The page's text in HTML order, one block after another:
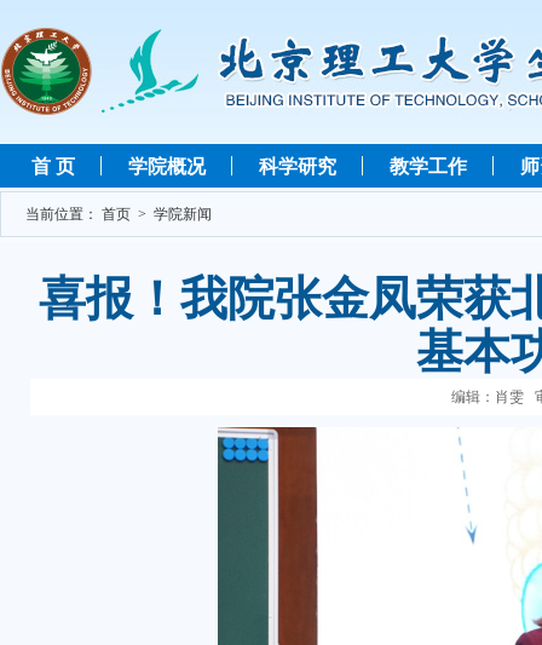
首 页 学院概况 科学研究 教学工作
当前位置： 首页 > 学院新闻
喜报！我院张金凤荣获
基本
编辑：肖雯